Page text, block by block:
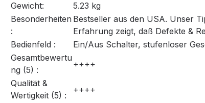
Gewicht:
5.23 kg
Besonderheiten
:
Bestseller aus den USA. Unser
Erfahrung zeigt, daß Defekte &
Bedienfeld :
Ein/Aus Schalter, stufenloser
Gesamtbewertu
ng (5) :
++++
Qualität &
Wertigkeit (5) :
++++